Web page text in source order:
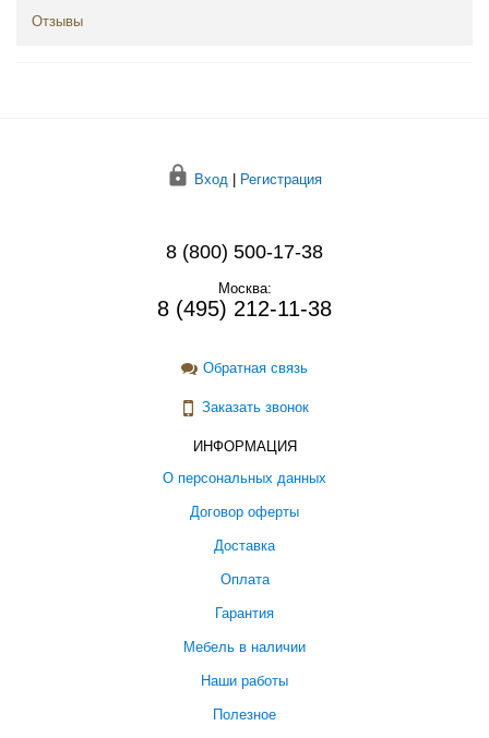
Отзывы
Вход | Регистрация
8 (800) 500-17-38
Москва:
8 (495) 212-11-38
Обратная связь
Заказать звонок
ИНФОРМАЦИЯ
О персональных данных
Договор оферты
Доставка
Оплата
Гарантия
Мебель в наличии
Наши работы
Полезное